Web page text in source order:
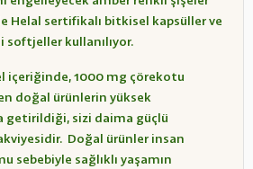
Helal sertifikalı bitkisel kapsüller ve
softjeller kullanılıyor.
içeriğinde, 1000 mg çörekotu
doğal ürünlerin yüksek
getirildiği, sizi daima güçlü
Doğal ürünler insan
sebebiyle sağlıklı yaşamın